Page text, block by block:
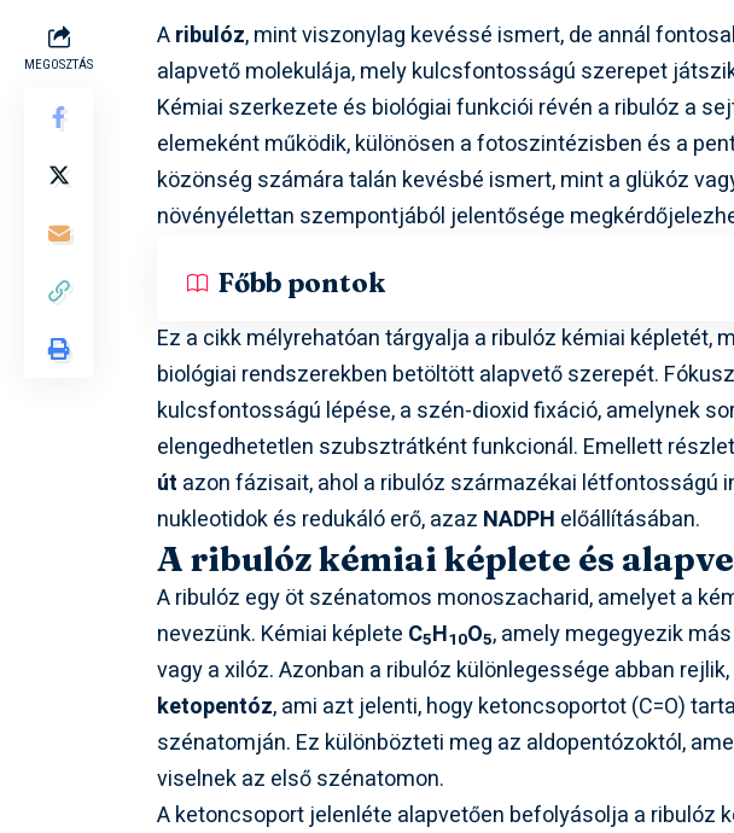
MEGOSZTÁS
Aribulóz, mint viszonylag kevéssé ismert, de annál
alapvető molekulája, mely kulcsfontosságú szerepet
Kémiai szerkezete és biológiai funkciói révén a ribulóz a
elemeként működik, különösen a fotoszintézisben és a
közönség számára talán kevésbé ismert, mint a glükóz
növényélettan szempontjából jelentősége
Főbb pontok
Ez a cikk mélyrehatóan tárgyalja a ribulóz kémiai képletét,
biológiai rendszerekben betöltött alapvető szerepét.
kulcsfontosságú lépése, a szén-dioxid fixáció, amelynek
elengedhetetlen szubsztrátként funkcionál. Emellett
út azon fázisait, ahol a ribulóz származékai létfontosságú
nukleotidok és redukáló erő, azaz NADPH előállításában.
A ribulóz kémiai képlete és
A ribulóz egy öt szénatomos monoszacharid, amelyet a
nevezünk. Kémiai képlete C5H10O5, amely megegyezik
vagy a xilóz. Azonban a ribulóz különlegessége abban
ketopentóz, ami azt jelenti, hogy ketoncsoportot (C=O)
szénatomján. Ez különbözteti meg az aldopentózoktól,
viselnek az első szénatomon.
A ketoncsoport jelenléte alapvetően befolyásolja a ribulóz